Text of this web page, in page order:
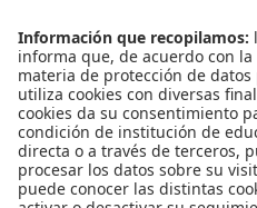
Biblioteca
Eventos
Educación continua
SCOPUS
Decanatura de Estudiantes
WEB OF SCIENCE